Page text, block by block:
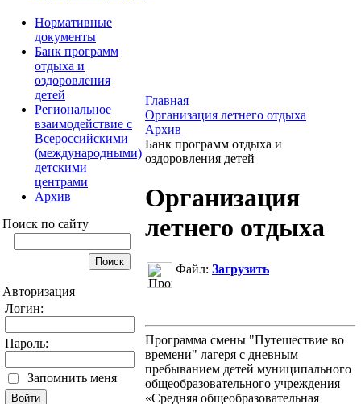
Нормативные
документы
Банк программ
отдыха и
оздоровления
детей
Региональное
взаимодействие с
Всероссийскими
(международными)
детскими
центрами
Архив
Поиск по сайту
Авторизация
Логин:
Пароль:
Запомнить меня
Главная
Организация летнего отдыха
Архив
Банк программ отдыха и
оздоровления детей
Организация
летнего отдыха
Файл: Загрузить
Программа смены "Путешествие во
времени" лагеря с дневным
пребыванием детей муниципального
общеобразовательного учреждения
«Средняя общеобразовательная